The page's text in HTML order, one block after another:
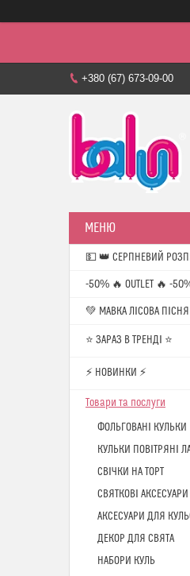
+380 (67) 673-09-00
💵 👑 СЕРПНЕВИЙ
-50% 🔥 OUTLET 🔥 -
💚 МАВКА ЛІСОВА
⭐️ ЗАРАЗ В ТРЕНДІ ⭐️
⚡ НОВИНКИ ⚡
Товари та послуги
ФОЛЬГОВАНІ КУЛЬКИ
КУЛЬКИ ПОВІТРЯНІ
СВІЧКИ НА ТОРТ
СВЯТКОВІ АКСЕСУАРИ
АКСЕСУАРИ ДЛЯ
ДЕКОР ДЛЯ СВЯТА
НАБОРИ КУЛЬ